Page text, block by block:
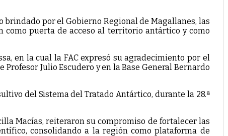
brindado por el Gobierno Regional de Magallanes, las
puerta de acceso al territorio antártico y como
en la cual la FAC expresó su agradecimiento por el
Julio Escudero y en la Base General Bernardo
del Sistema del Tratado Antártico, durante la 28.ª
Macías, reiteraron su compromiso de fortalecer las
consolidando a la región como plataforma de